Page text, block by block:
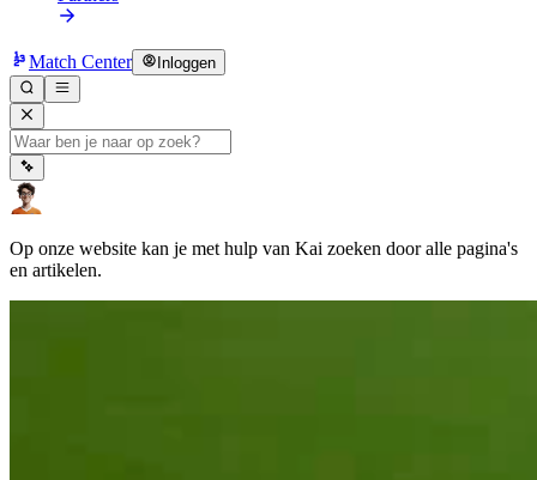
Match Center Inloggen
Op onze website kan je met hulp van Kai zoeken door alle pagina's
en artikelen.